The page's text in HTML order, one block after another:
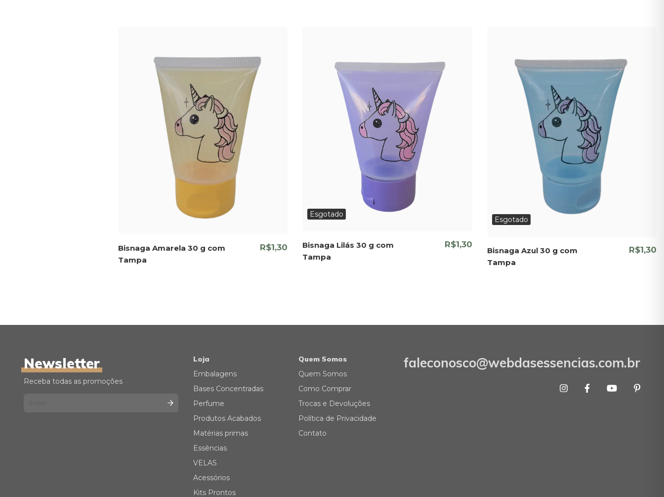
Bisnaga Amarela 30 g com
Tampa
R$1,30
Esgotado
Bisnaga Lilás 30 g com
Tampa
R$1,30
Esgotado
Bisnaga Azul 30 g com
Tampa
R$1,30
Newsletter
Receba todas as promoções
Loja
Embalagens
Bases Concentradas
Perfume
Produtos Acabados
Matérias primas
Essências
VELAS
Acessórios
Kits Prontos
Quem Somos
Quem Somos
Como Comprar
Trocas e Devoluções
Política de Privacidade
Contato
faleconosco@webdasessencias.com.br